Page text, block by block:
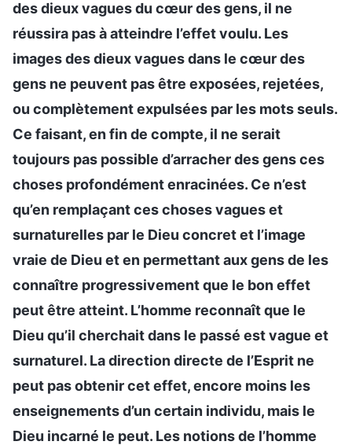
des dieux vagues du cœur des gens, il ne
réussira pas à atteindre l’effet voulu. Les
images des dieux vagues dans le cœur des
gens ne peuvent pas être exposées, rejetées,
ou complètement expulsées par les mots seuls.
Ce faisant, en fin de compte, il ne serait
toujours pas possible d’arracher des gens ces
choses profondément enracinées. Ce n’est
qu’en remplaçant ces choses vagues et
surnaturelles par le Dieu concret et l’image
vraie de Dieu et en permettant aux gens de les
connaître progressivement que le bon effet
peut être atteint. L’homme reconnaît que le
Dieu qu’il cherchait dans le passé est vague et
surnaturel. La direction directe de l’Esprit ne
peut pas obtenir cet effet, encore moins les
enseignements d’un certain individu, mais le
Dieu incarné le peut. Les notions de l’homme